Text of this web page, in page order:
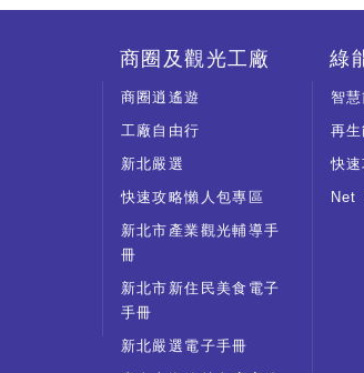
商圈及觀光工廠
商圈逍遙遊
工廠自由行
新北嚴選
快速攻略懶人包專區
新北市產業觀光輔導手
冊
新北市新住民美食電子
手冊
新北嚴選電子手冊
綠
智
再
快
Net